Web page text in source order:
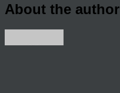
About the author